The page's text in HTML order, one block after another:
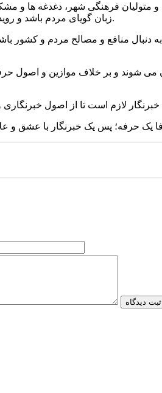
متولیان فرهنگی شهر، دغدغه ها و
زبان گویای مردم باشد و رویدادها و وقایع را آنطور که رخ داده منعکس و منتقل کند نه آنطور که دوست دارد اتفاق بیفتد.
به دنبال منافع و مصالح مردم و
شوند و بر خلاف موازین و اصول